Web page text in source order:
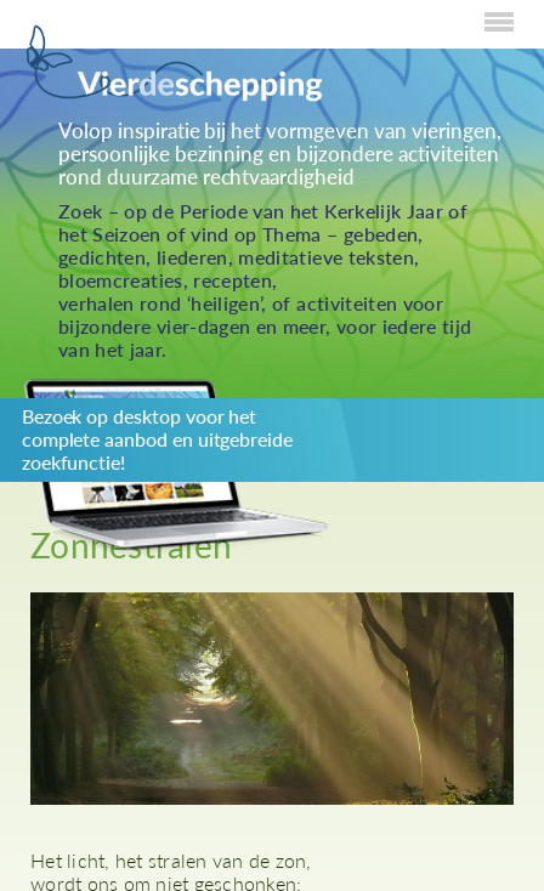
Home
Over Creaties
Over Vieren
Over Eten
Over Activiteiten
Inzenden
Over ons
Privacybeleid
Redactiestatuut
log in
Volop inspiratie bij het vormgeven van vieringen,
persoonlijke bezinning en bijzondere activiteiten
rond duurzame rechtvaardigheid
Zoek – op de Periode van het Kerkelijk Jaar of
het Seizoen of vind op Thema – gebeden,
gedichten, liederen, meditatieve teksten,
bloemcreaties, recepten,
verhalen rond ‘heiligen’, of activiteiten voor
bijzondere vier-dagen en meer, voor iedere tijd
van het jaar.
Bezoek op desktop voor het
complete aanbod en uitgebreide
zoekfunctie!
Zonnestralen
Het licht, het stralen van de zon,
wordt ons om niet geschonken: